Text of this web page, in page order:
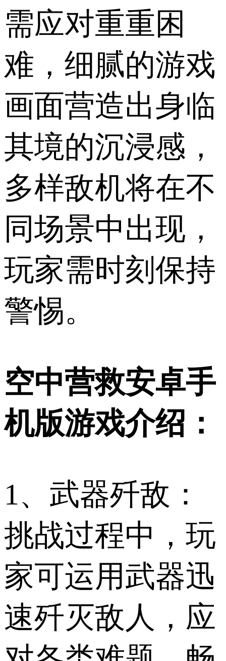
需应对重重困
难，细腻的游戏
画面营造出身临
其境的沉浸感，
多样敌机将在不
同场景中出现，
玩家需时刻保持
警惕。
空中营救安卓手
机版游戏介绍：
1、武器歼敌：
挑战过程中，玩
家可运用武器迅
速歼灭敌人，应